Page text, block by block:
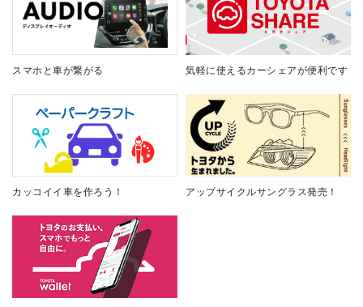
スマホと車が繋がる 気軽に使えるカーシェアが便利です
カッコイイ車を作ろう！ アップサイクルサングラス発売！